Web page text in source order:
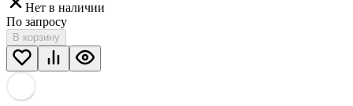
Нет в наличии
По запросу
В корзину